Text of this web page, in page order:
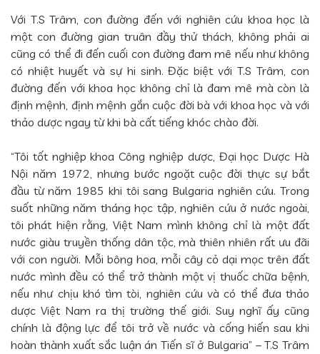
Với T.S Trâm, con đường đến với nghiên cứu khoa học là
một con đường gian truân đầy thử thách, không phải ai
cũng có thể đi đến cuối con đường đam mê nếu như không
có nhiệt huyết và sự hi sinh. Đặc biệt với T.S Trâm, con
đường đến với khoa học không chỉ là đam mê mà còn là
định mệnh, định mệnh gắn cuộc đời bà với khoa học và với
thảo dược ngay từ khi bà cất tiếng khóc chào đời.
“Tôi tốt nghiệp khoa Công nghiệp dược, Đại học Dược Hà
Nội năm 1972, nhưng bước ngoặt cuộc đời thực sự bắt
đầu từ năm 1985 khi tôi sang Bulgaria nghiên cứu. Trong
suốt những năm tháng học tập, nghiên cứu ở nước ngoài,
tôi phát hiện rằng, Việt Nam mình không chỉ là một đất
nước giàu truyền thống dân tộc, mà thiên nhiên rất ưu đãi
với con người. Mỗi bông hoa, mỗi cây cỏ dại mọc trên đất
nước mình đều có thể trở thành một vị thuốc chữa bệnh,
nếu như chịu khó tìm tòi, nghiên cứu và có thể đưa thảo
dược Việt Nam ra thị trường thế giới. Suy nghĩ ấy cũng
chính là động lực để tôi trở về nước và cống hiến sau khi
hoàn thành xuất sắc luận án Tiến sĩ ở Bulgaria” – T.S Trâm